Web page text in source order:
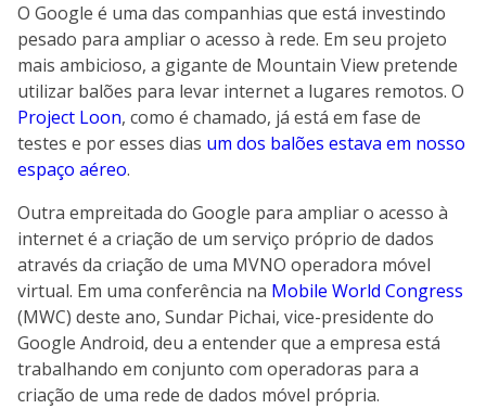
O Google é uma das companhias que está investindo
pesado para ampliar o acesso à rede. Em seu projeto
mais ambicioso, a gigante de Mountain View pretende
utilizar balões para levar internet a lugares remotos. O
Project Loon, como é chamado, já está em fase de
testes e por esses dias um dos balões estava em nosso
espaço aéreo.
Outra empreitada do Google para ampliar o acesso à
internet é a criação de um serviço próprio de dados
através da criação de uma MVNO operadora móvel
virtual. Em uma conferência na Mobile World Congress
(MWC) deste ano, Sundar Pichai, vice-presidente do
Google Android, deu a entender que a empresa está
trabalhando em conjunto com operadoras para a
criação de uma rede de dados móvel própria.